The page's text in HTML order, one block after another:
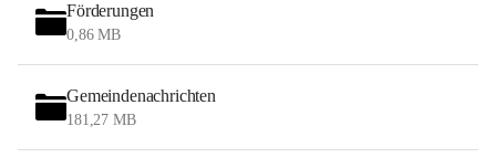
Förderungen
0,86 MB
Gemeindenachrichten
181,27 MB